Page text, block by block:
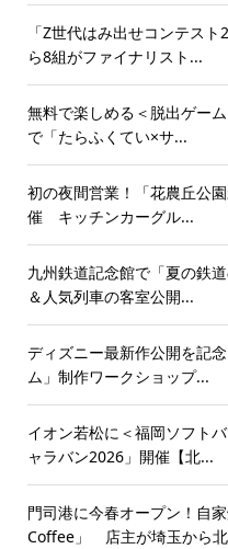
「Z世代はみ出せコンテス
ら8組がファイナリスト...
無料で楽しめる＜脱出ゲー
で「たらふくてい×サ...
初の夜間営業！「花農丘公
催 キッチンカーグル...
九州鉄道記念館で「夏の鉄
＆人気列車の客室公開...
ディズニー最新作公開を記
ム」制作ワークショップ...
イオン若松に＜福岡ソフト
ャラバン2026」開催【北...
門司港に今春オープン！自
Coffee」 店主が埼玉から